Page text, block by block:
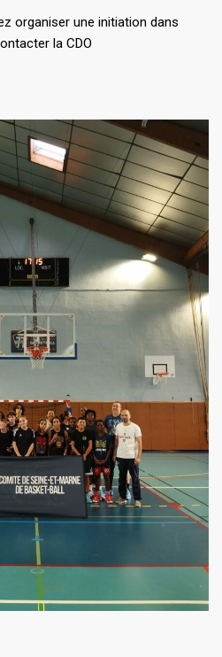
organiser une initiation dans
la CDO